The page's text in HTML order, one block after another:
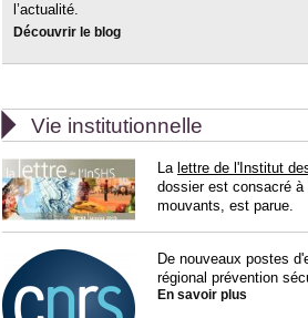
l’actualité.
Découvrir le blog
 Vie institutionnelle
La lettre de l'Institut
dossier est consacré à
mouvants, est parue.
De nouveaux postes
régional prévention
En savoir plus